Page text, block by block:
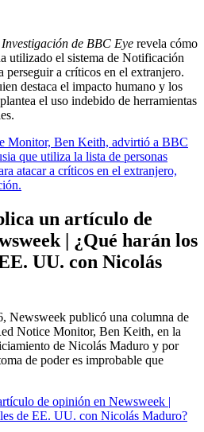
Investigación de BBC Eye revela cómo
utilizado el sistema de Notificación
perseguir a críticos en el extranjero.
destaca el impacto humano y los
el uso indebido de herramientas
Monitor, Ben Keith, advirtió a BBC
que utiliza la lista de personas
atacar a críticos en el extranjero,
un artículo de
| ¿Qué harán los
UU. con Nicolás
Newsweek publicó una columna de
Notice Monitor, Ben Keith, en la
de Nicolás Maduro y por
de poder es improbable que
de opinión en Newsweek |
de EE. UU. con Nicolás Maduro?